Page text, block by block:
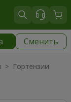
Сменить
> Гортензии